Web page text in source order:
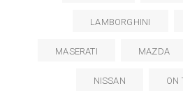
LAMBORGHINI
MASERATI MAZDA
NISSAN ON